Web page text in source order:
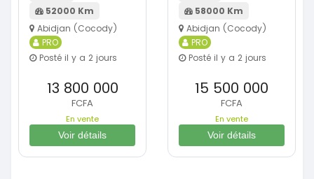
52000 Km
Abidjan (Cocody)
PRO
Posté il y a 2 jours
13 800 000
FCFA
En vente
Voir détails
58000 Km
Abidjan (Cocody)
PRO
Posté il y a 2 jours
15 500 000
FCFA
En vente
Voir détails